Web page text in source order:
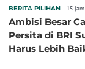
BERITA PILIHAN 15
Ambisi Besar
Persita di BRI
Harus Lebih